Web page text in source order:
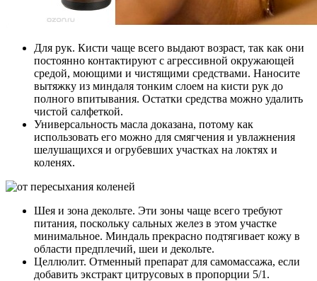
Для рук. Кисти чаще всего выдают возраст, так как они
постоянно контактируют с агрессивной окружающей
средой, моющими и чистящими средствами. Наносите
вытяжку из миндаля тонким слоем на кисти рук до
полного впитывания. Остатки средства можно удалить
чистой салфеткой.
Универсальность масла доказана, потому как
использовать его можно для смягчения и увлажнения
шелушащихся и огрубевших участках на локтях и
коленях.
Шея и зона декольте. Эти зоны чаще всего требуют
питания, поскольку сальных желез в этом участке
минимальное. Миндаль прекрасно подтягивает кожу в
области предплечий, шеи и декольте.
Целлюлит. Отменный препарат для самомассажа, если
добавить экстракт цитрусовых в пропорции 5/1.